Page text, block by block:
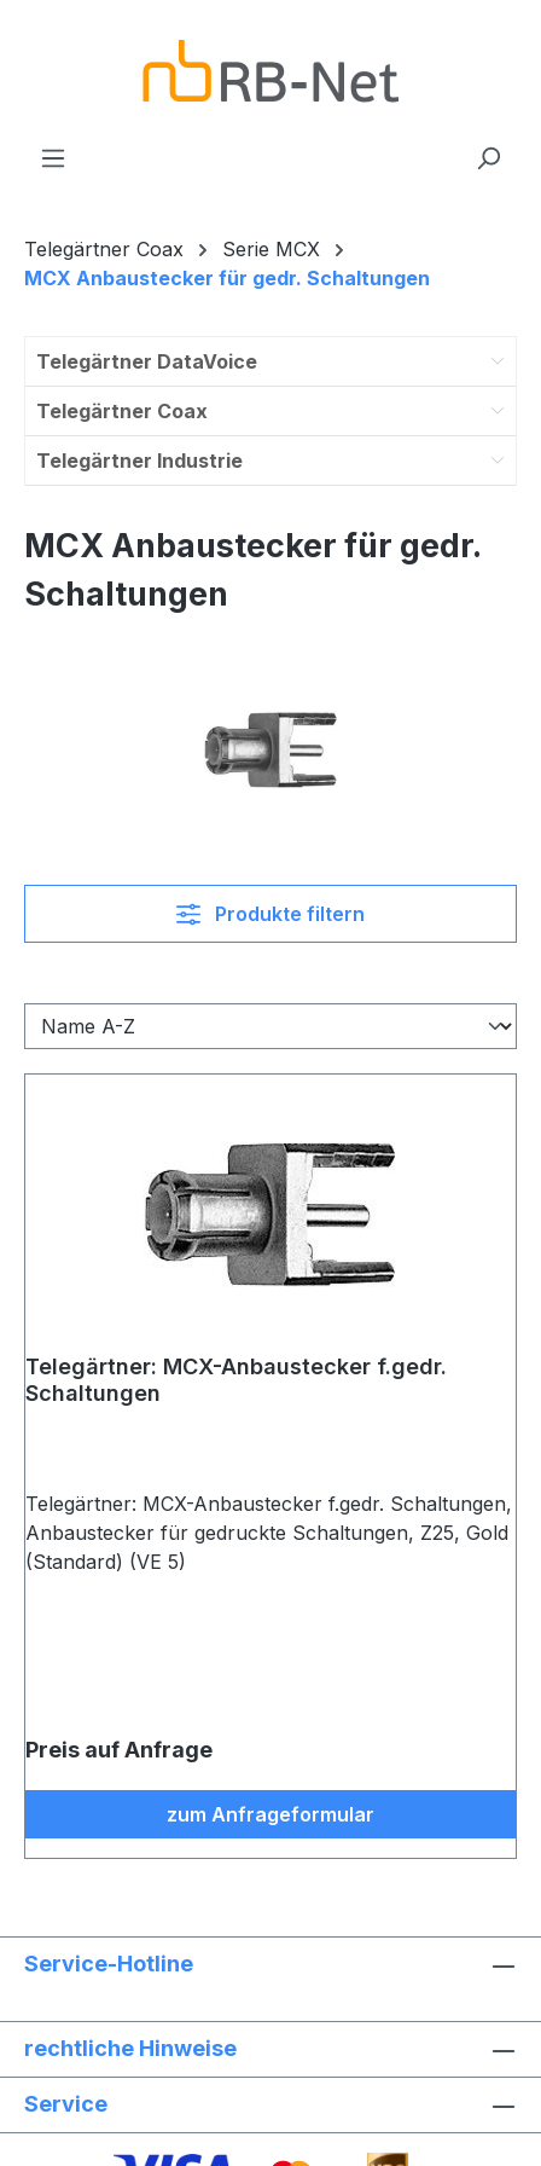
Telegärtner Coax
Serie MCX
MCX Anbaustecker für gedr. Schaltungen
Telegärtner DataVoice
Telegärtner Coax
Telegärtner Industrie
MCX Anbaustecker für gedr.
Schaltungen
Produkte filtern
Telegärtner: MCX-Anbaustecker f.gedr.
Schaltungen
Telegärtner: MCX-Anbaustecker f.gedr. Schaltungen,
Anbaustecker für gedruckte Schaltungen, Z25, Gold
(Standard) (VE 5)
Preis auf Anfrage
zum Anfrageformular
Service-Hotline
rechtliche Hinweise
Service